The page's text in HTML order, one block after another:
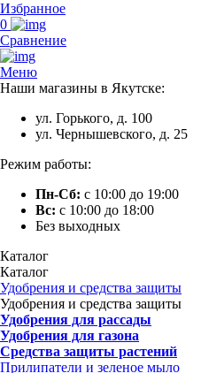
Избранное
0
Сравнение
Меню
Наши магазины в Якутске:
ул. Горького, д. 100
ул. Чернышевского, д. 25
Режим работы:
Пн-Сб: с 10:00 до 19:00
Вс: с 10:00 до 18:00
Без выходных
Каталог
Каталог
Удобрения и средства защиты
Удобрения и средства защиты
Удобрения для рассады
Удобрения для газона
Средства защиты растений
Прилипатели и зеленое мыло